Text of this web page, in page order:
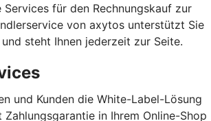
für den Rechnungskauf zur
von axytos unterstützt Sie
steht Ihnen jederzeit zur Seite.
und Kunden die White-Label-Lösung
Zahlungsgarantie in Ihrem Online-Shop